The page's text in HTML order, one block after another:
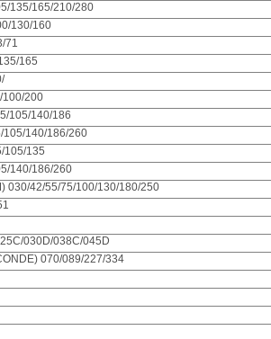
135/165/210/280
130/160
71
165
100/200
105/140/186
105/140/186/260
105/135
140/186/260
030/42/55/75/100/130/180/250
030D/038C/045D
070/089/227/334